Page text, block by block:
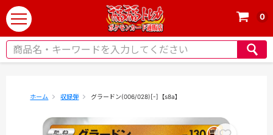
t
o
g
0
ホーム 収録弾 グラードン(006/028)[-]【s8a】